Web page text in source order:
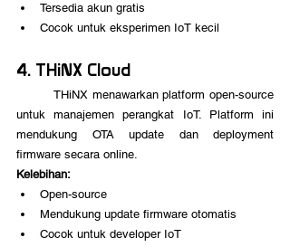
Tersedia akun gratis
Cocok untuk eksperimen IoT kecil
4. THiNX Cloud
untuk manajemen perangkat IoT. Platform ini
mendukung OTA update dan deployment
firmware secara online.
Kelebihan:
Open-source
Mendukung update firmware otomatis
Cocok untuk developer IoT